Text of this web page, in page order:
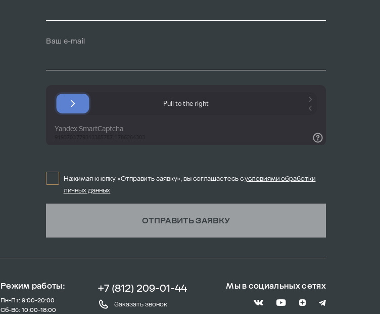
Ваш e-mail
Нажимая кнопку «Отправить заявку», вы соглашаетесь сусловиями обработки
личных данных
ОТПРАВИТЬ ЗАЯВКУ
Режим работы:
Пн-Пт: 9:00-20:00
Сб-Вс: 10:00-18:00
+7 (812) 209-01-44
Заказать звонок
Мы в социальных сетях